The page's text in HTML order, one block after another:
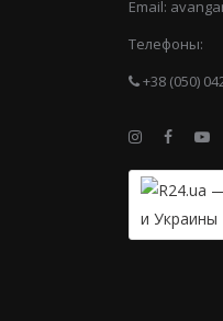
Email:
Телефоны:
+38 (050)